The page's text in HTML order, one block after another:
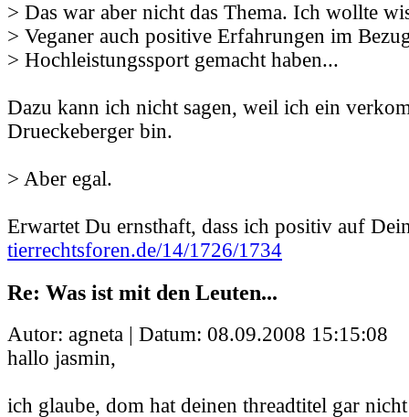
> Das war aber nicht das Thema. Ich wollte
> Veganer auch positive Erfahrungen im
> Hochleistungssport gemacht haben...
Dazu kann ich nicht sagen, weil ich ein
Drueckeberger bin.
> Aber egal.
Erwartet Du ernsthaft, dass ich positiv auf
tierrechtsforen.de/14/1726/1734
Re: Was ist mit den Leuten...
Autor: agneta | Datum: 08.09.2008 15:15:08
hallo jasmin,
ich glaube, dom hat deinen threadtitel gar